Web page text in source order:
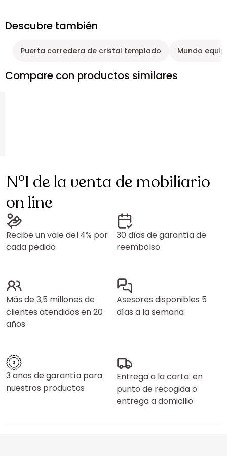
Descubre también
Puerta corredera de cristal templado Mundo
Compare con productos similares
N°1 de la venta de mobiliario
on line
Recibe un vale del 4% por
cada pedido
30 días de garantía de
reembolso
Más de 3,5 millones de
clientes atendidos en 20
años
Asesores disponibles 5
días a la semana
3 años de garantía para
nuestros productos
Entrega a la carta: en
punto de recogida o
entrega a domicilio